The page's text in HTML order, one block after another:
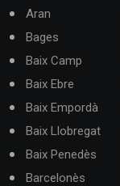
Aran
Bages
Baix Camp
Baix Ebre
Baix Empordà
Baix Llobregat
Baix Penedès
Barcelonès